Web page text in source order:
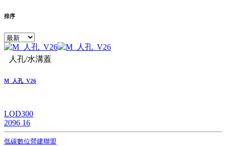
排序
人孔/水溝蓋
M_人孔_V26
LOD300
2096 16
低碳數位營建聯盟